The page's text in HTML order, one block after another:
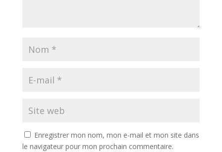
Enregistrer mon nom, mon e-mail et mon site dans
le navigateur pour mon prochain commentaire.